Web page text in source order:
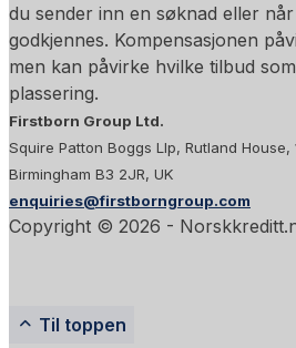
du sender inn en søknad eller
godkjennes. Kompensasjonen
men kan påvirke hvilke tilbud
plassering.
Firstborn Group Ltd.
Squire Patton Boggs Llp, Rutland House,
Birmingham B3 2JR, UK
enquiries@firstborngroup.com
Copyright © 2026 -
Til toppen